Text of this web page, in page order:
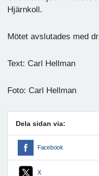
Hjärnkoll.
Mötet avslutades med
Text: Carl Hellman
Foto: Carl Hellman
Dela sidan via:
Facebook
X